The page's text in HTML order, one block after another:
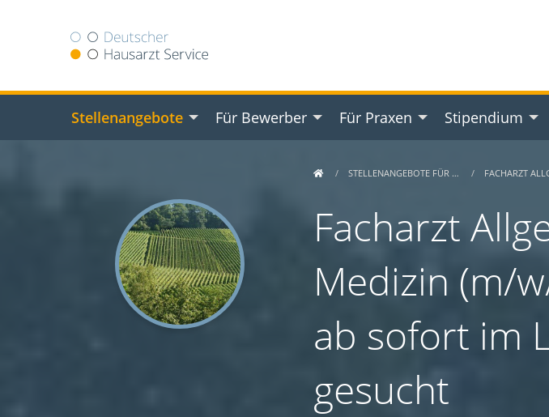
Stellenangebote Für Bewerber Für Praxen Stipendium
STELLENANGEBOTE FÜR … FACHARZT
Facharzt
Medizin (m/
ab sofort im
gesucht